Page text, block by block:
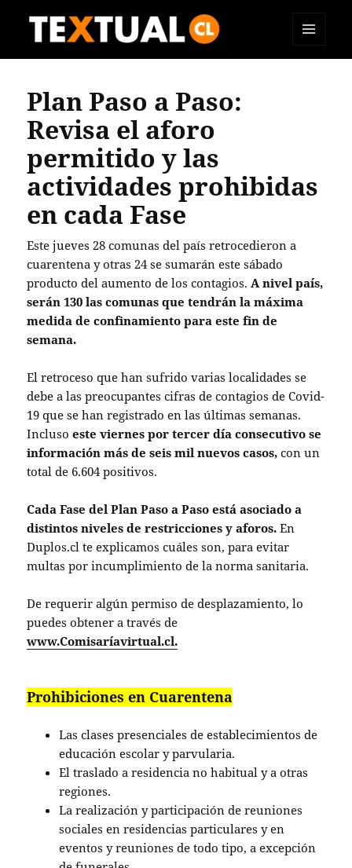
Plan Paso a Paso:
Revisa el aforo
permitido y las
actividades prohibidas
en cada Fase
Este jueves 28 comunas del país retrocedieron a
cuarentena y otras 24 se sumarán este sábado
producto del aumento de los contagios.A nivel país,
serán 130 las comunas que tendrán la máxima
medida de confinamiento para este fin de
semana.
El retroceso que han sufrido varias localidades se
debe a las preocupantes cifras de contagios de Covid-
19 que se han registrado en las últimas semanas.
Inclusoeste viernes por tercer día consecutivo se
información más de seis mil nuevos casos, con un
total de 6.604 positivos.
Cada Fase del Plan Paso a Paso está asociado a
distintos niveles de restricciones y aforos. En
Duplos.cl te explicamos cuáles son, para evitar
multas por incumplimiento de la norma sanitaria.
De requerir algún permiso de desplazamiento, lo
puedes obtener a través de
www.Comisaríavirtual.cl.
Prohibiciones en Cuarentena
Las clases presenciales de establecimientos de
educación escolar y parvularia.
El traslado a residencia no habitual y a otras
regiones.
La realización y participación de reuniones
sociales en residencias particulares y en
eventos y reuniones de todo tipo, a excepción